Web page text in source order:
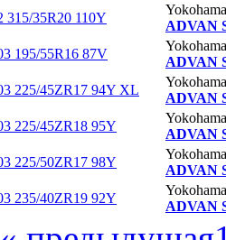
Yokohama
ADVAN
Yokohama
ADVAN
Yokohama
ADVAN
Yokohama
ADVAN
Yokohama
ADVAN
Yokohama
ADVAN